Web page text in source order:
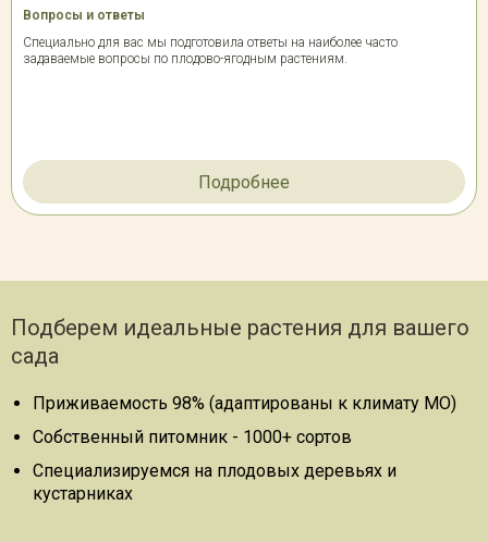
Вопросы и ответы
Специально для вас мы подготовила ответы на наиболее часто
задаваемые вопросы по плодово-ягодным растениям.
Подробнее
Подберем идеальные растения для вашего
сада
Приживаемость 98% (адаптированы к климату МО)
Собственный питомник - 1000+ сортов
Специализируемся на плодовых деревьях и
кустарниках